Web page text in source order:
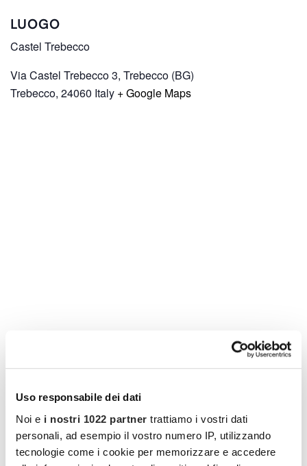
Uso responsabile dei dati
Noi e i nostri 1022 partner trattiamo i vostri dati
personali, ad esempio il vostro numero IP, utilizzando
tecnologie come i cookie per memorizzare e accedere
LUOGO
Castel Trebecco
Via Castel Trebecco 3, Trebecco (BG)
Trebecco, 24060 Italy + Google Maps